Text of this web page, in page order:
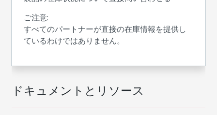
ドキュメントとリソース
ご注意:
すべてのパートナーが直接の在庫情報を提供し
ているわけではありません。